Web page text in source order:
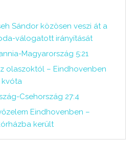
Sándor közösen veszi át a
válogatott irányítását
Magyarország 5:21
olaszoktól – Eindhovenben
kvóta
Csehország 27:4
Eindhovenben –
került